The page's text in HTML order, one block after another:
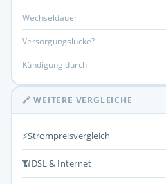
Wechseldauer
Versorgungslücke?
Kündigung durch
🔗 WEITERE VERGLEICHE
⚡Strompreisvergleich
📶DSL & Internet